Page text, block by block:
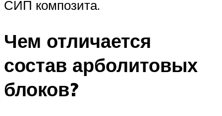
СИП композита.
Чем отличается
состав арболитовых
блоков?